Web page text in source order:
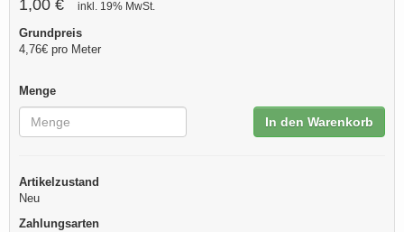
1,00 €
inkl. 19% MwSt.
Grundpreis
4,76€ pro Meter
Menge
In den Warenkorb
Artikelzustand
Neu
Zahlungsarten